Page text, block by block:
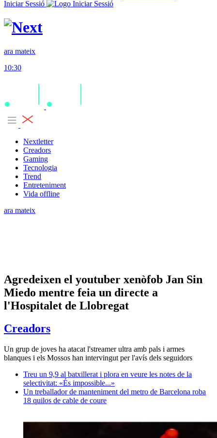
Iniciar Sessió
ara mateix
10:30
Nextletter
Creadors
Gaming
Tecnologia
Trend
Entreteniment
Vida offline
ara mateix
Agredeixen el youtuber xenòfob Jan Sin
Miedo mentre feia un directe a
l'Hospitalet de Llobregat
Creadors
Un grup de joves ha atacat l'streamer ultra amb pals i armes
blanques i els Mossos han intervingut per l'avís dels seguidors
Treu un 9,9 al batxillerat i plora en veure les notes de la
selectivitat: «És impossible...»
Un treballador de manteniment del metro de Barcelona roba
18 quilos de cable de coure